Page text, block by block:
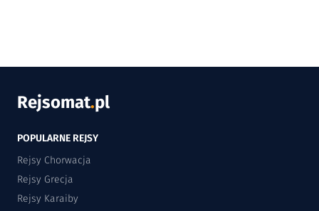
Rejsomat.pl
POPULARNE REJSY
Rejsy Chorwacja
Rejsy Grecja
Rejsy Karaiby